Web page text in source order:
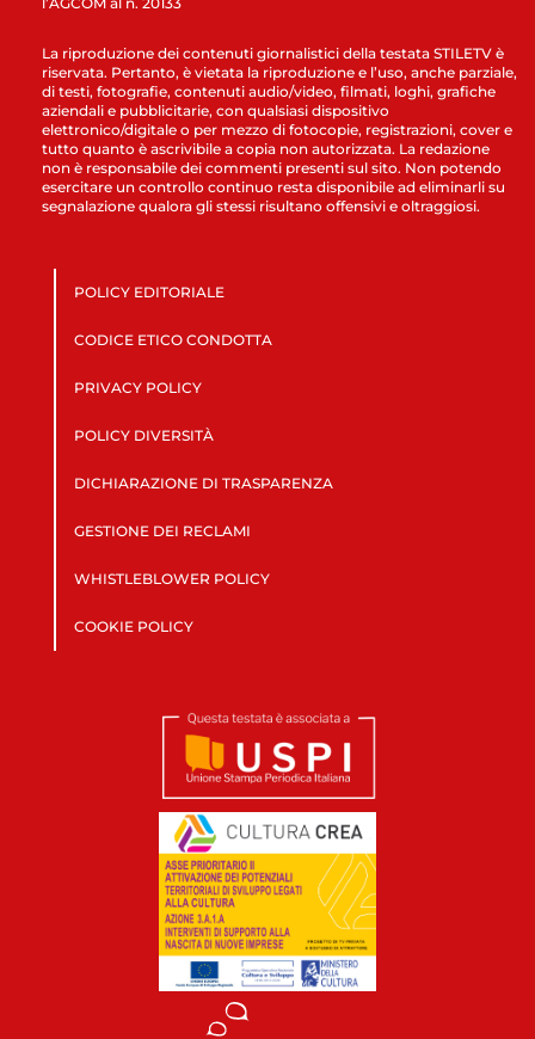
La riproduzione dei contenuti giornalistici della testata STILETV è
riservata. Pertanto, è vietata la riproduzione e l’uso, anche parziale,
di testi, fotografie, contenuti audio/video, filmati, loghi, grafiche
aziendali e pubblicitarie, con qualsiasi dispositivo
elettronico/digitale o per mezzo di fotocopie, registrazioni, cover e
tutto quanto è ascrivibile a copia non autorizzata. La redazione
non è responsabile dei commenti presenti sul sito. Non potendo
esercitare un controllo continuo resta disponibile ad eliminarli su
segnalazione qualora gli stessi risultano offensivi e oltraggiosi.
POLICY EDITORIALE
CODICE ETICO CONDOTTA
PRIVACY POLICY
POLICY DIVERSITÀ
DICHIARAZIONE DI TRASPARENZA
GESTIONE DEI RECLAMI
WHISTLEBLOWER POLICY
COOKIE POLICY